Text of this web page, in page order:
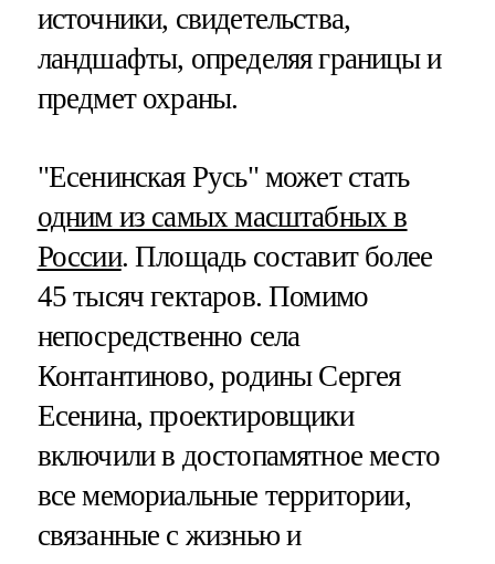
источники, свидетельства,
ландшафты, определяя границы и
предмет охраны.
"Есенинская Русь" может стать
одним из самых масштабных в
России. Площадь составит более
45 тысяч гектаров. Помимо
непосредственно села
Контантиново, родины Сергея
Есенина, проектировщики
включили в достопамятное место
все мемориальные территории,
связанные с жизнью и